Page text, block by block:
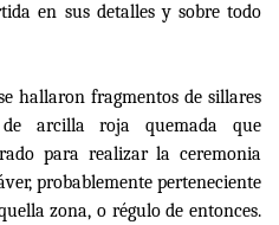
en sus detalles y sobre todo
hallaron fragmentos de sillares
arcilla roja quemada que
para realizar la ceremonia
probablemente perteneciente
zona, o régulo de entonces.